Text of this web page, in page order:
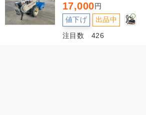
17,000円
値下げ 出品中 2
注目数 426